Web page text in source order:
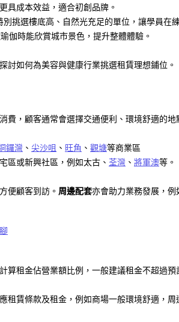
具成本效益，適合初創品牌。
別挑選樓底高、自然光充足的單位，讓學員在
伽時能欣賞城市景色，提升整體體驗。
討如何為美容與健康行業挑選租賃理想鋪位。
費，顧客通常會選擇交通便利、環境舒適的地
鑼灣 、 尖沙咀 、 旺角 、 觀塘等商業區
區或新興社區，例如太古 、 荃灣 、 將軍澳等。
便顧客到訪。 周邊配套亦會助力業務發展，例
算租金佔營業額比例，一般建議租金不超過預
租賃條款及租金，例如商場一般環境舒適，